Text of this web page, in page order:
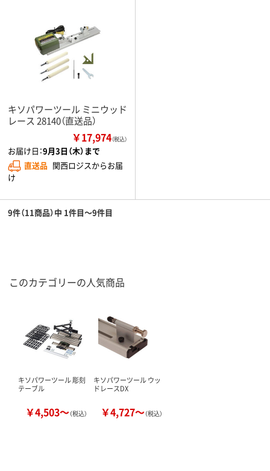
キソパワーツール ミニウッド
レース 28140（直送品）
￥17,974（税込）
お届け日：9月3日（木）まで
直送品 関西ロジスからお届
け
9件（11商品）中 1件目～9件目
このカテゴリーの人気商品
キソパワーツール 彫刻
テーブル
￥4,503～（税込）
キソパワーツール ウッ
ドレースDX
￥4,727～（税込）